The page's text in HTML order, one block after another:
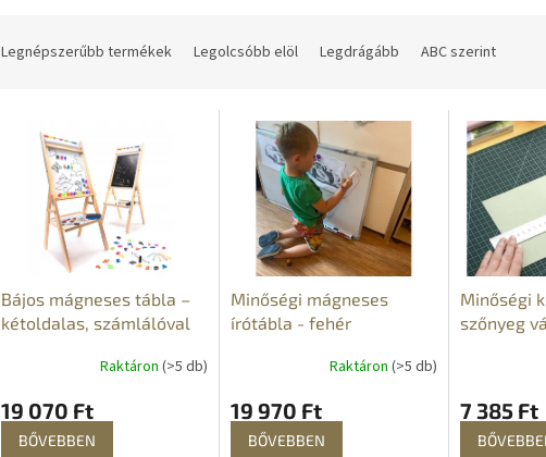
Legnépszerűbb termékek Legolcsóbb elöl Legdrágább ABC szerint
Bájos mágneses tábla –
kétoldalas, számlálóval
Raktáron (>5 db)
19 070 Ft
BŐVEBBEN
Minőségi mágneses
írótábla - fehér
Raktáron (>5 db)
19 970 Ft
BŐVEBBEN
Minőségi
szőnyeg
7 385 Ft